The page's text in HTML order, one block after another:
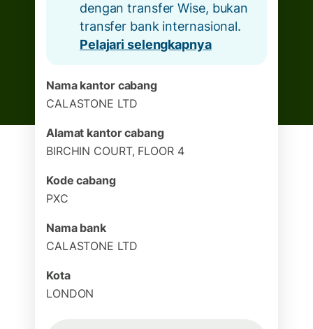
dengan transfer Wise, bukan
transfer bank internasional.
Pelajari selengkapnya
Nama kantor cabang
CALASTONE LTD
Alamat kantor cabang
BIRCHIN COURT, FLOOR 4
Kode cabang
PXC
Nama bank
CALASTONE LTD
Kota
LONDON